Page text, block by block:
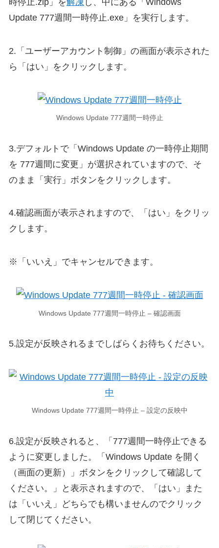
時停止.zip」を解凍 し、中にある「Windows
Update 777週間一時停止.exe」を実行します。
2.「ユーザーアカウント制御」の画面が表示された
ら「はい」をクリックします。
Windows Update 777週間一時停止
3.デフォルトで「Windows Update の一時停止期間
を 777週間に変更」が選択されていますので、そ
のまま「実行」ボタンをクリックします。
4.確認画面が表示されますので、「はい」をクリッ
クします。
※「いいえ」でキャンセルできます。
Windows Update 777週間一時停止 – 確認画面
5.設定が反映されるまでしばらくお待ちください。
Windows Update 777週間一時停止 – 設定の反映中
6.設定が反映されると、「777週間一時停止できる
ように変更しました。「Windows Update を開く
（画面の更新）」ボタンをクリックして確認して
ください。」と表示されますので、「はい」また
は「いいえ」どちらでも構いませんのでクリック
して閉じてください。